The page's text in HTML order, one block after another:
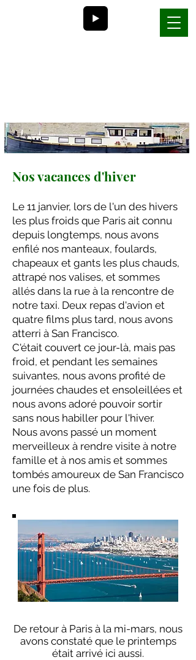
Nos vacances d'hiver
Le 11 janvier, lors de l'un des hivers
les plus froids que Paris ait connu
depuis longtemps, nous avons
enfilé nos manteaux, foulards,
chapeaux et gants les plus chauds,
attrapé nos valises, et sommes
allés dans la rue à la rencontre de
notre taxi. Deux repas d'avion et
quatre films plus tard, nous avons
atterri à San Francisco.
C'était couvert ce jour-là, mais pas
froid, et pendant les semaines
suivantes, nous avons profité de
journées chaudes et ensoleillées et
nous avons adoré pouvoir sortir
sans nous habiller pour l'hiver.
Nous avons passé un moment
merveilleux à rendre visite à notre
famille et à nos amis et sommes
tombés amoureux de San Francisco
une fois de plus.
De retour à Paris à la mi-mars, nous
avons constaté que le printemps
était arrivé ici aussi.